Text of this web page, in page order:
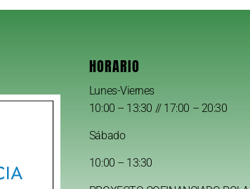
HORARIO
Lunes-Viernes
10:00 – 13:30 // 17:00 – 20:30
Sábado
10:00 – 13:30